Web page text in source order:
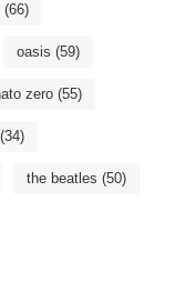
(66)
oasis (59)
zero(55)
the beatles (50)